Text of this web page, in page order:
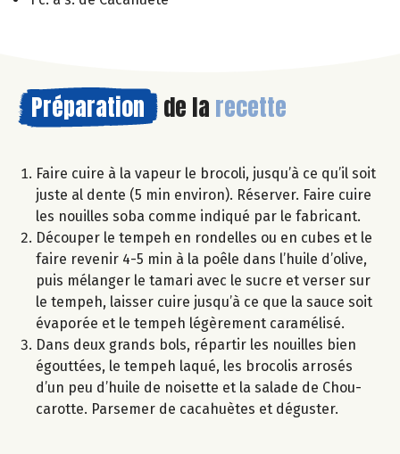
Préparation de la recette
Faire cuire à la vapeur le brocoli, jusqu’à ce qu’il soit
juste al dente (5 min environ). Réserver. Faire cuire
les nouilles soba comme indiqué par le fabricant.
Découper le tempeh en rondelles ou en cubes et le
faire revenir 4-5 min à la poêle dans l’huile d’olive,
puis mélanger le tamari avec le sucre et verser sur
le tempeh, laisser cuire jusqu’à ce que la sauce soit
évaporée et le tempeh légèrement caramélisé.
Dans deux grands bols, répartir les nouilles bien
égouttées, le tempeh laqué, les brocolis arrosés
d’un peu d’huile de noisette et la salade de Chou-
carotte. Parsemer de cacahuètes et déguster.